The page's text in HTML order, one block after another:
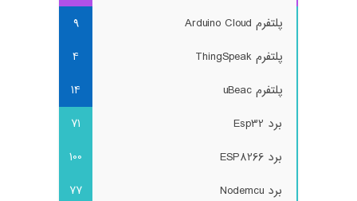
پلتفرم Arduino Cloud
9
پلتفرم ThingSpeak
4
پلتفرم uBeac
14
برد Esp32
71
برد ESP8266
100
برد Nodemcu
77